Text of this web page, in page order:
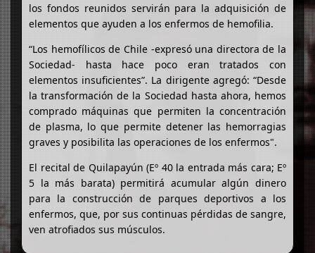
los fondos reunidos servirán para la adquisición de
elementos que ayuden a los enfermos de hemofilia.
“Los hemofílicos de Chile -expresó una directora de la
Sociedad- hasta hace poco eran tratados con
elementos insuficientes”. La dirigente agregó: “Desde
la transformación de la Sociedad hasta ahora, hemos
comprado máquinas que permiten la concentración
de plasma, lo que permite detener las hemorragias
graves y posibilita las operaciones de los enfermos".
El recital de Quilapayún (Eº 40 la entrada más cara; Eº
5 la más barata) permitirá acumular algún dinero
para la construcción de parques deportivos a los
enfermos, que, por sus continuas pérdidas de sangre,
ven atrofiados sus músculos.